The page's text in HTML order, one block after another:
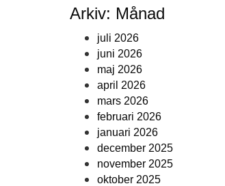
Arkiv: Månad
juli 2026
juni 2026
maj 2026
april 2026
mars 2026
februari 2026
januari 2026
december 2025
november 2025
oktober 2025